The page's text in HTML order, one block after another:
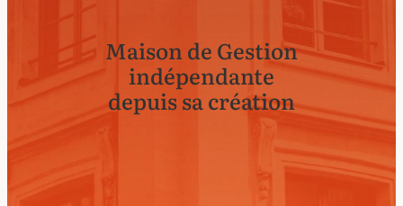
Maison de Gestion
indépendante
depuis sa création